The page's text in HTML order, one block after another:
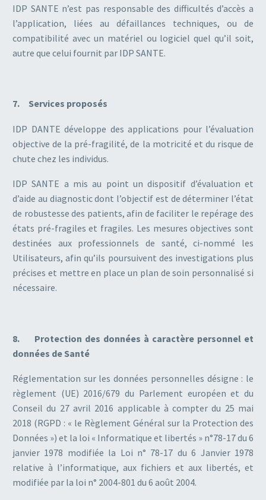
IDP SANTE n’est pas responsable des difficultés d’accès a
l’application, liées au défaillances techniques, ou de
compatibilité avec un matériel ou logiciel quel qu’il soit,
autre que celui fournit par IDP SANTE.
7. Services proposés
IDP DANTE développe des applications pour l’évaluation
objective de la pré-fragilité, de la motricité et du risque de
chute chez les individus.
IDP SANTE a mis au point un dispositif d’évaluation et
d’aide au diagnostic dont l’objectif est de déterminer l’état
de robustesse des patients, afin de faciliter le repérage des
états pré-fragiles et fragiles. Les mesures objectives sont
destinées aux professionnels de santé, ci-nommé les
Utilisateurs, afin qu’ils poursuivent des investigations plus
précises et mettre en place un plan de soin personnalisé si
nécessaire.
8. Protection des données à caractère personnel et
données de Santé
Réglementation sur les données personnelles désigne : le
règlement (UE) 2016/679 du Parlement européen et du
Conseil du 27 avril 2016 applicable à compter du 25 mai
2018 (RGPD : « le Règlement Général sur la Protection des
Données ») et la loi « Informatique et libertés » n°78-17 du 6
janvier 1978 modifiée la Loi n° 78-17 du 6 Janvier 1978
relative à l’informatique, aux fichiers et aux libertés, et
modifiée par la loi n° 2004-801 du 6 août 2004.